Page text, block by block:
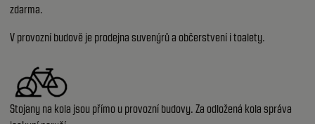
zdarma.
V provozní budově je prodejna suvenýrů a občerstvení i toalety.
Stojany na kola jsou přímo u provozní budovy. Za odložená kola správa